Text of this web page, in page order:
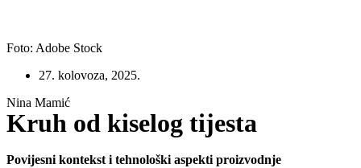
Foto: Adobe Stock
27. kolovoza, 2025.
Nina Mamić
Kruh od kiselog tijesta
Povijesni kontekst i tehnološki aspekti proizvodnje